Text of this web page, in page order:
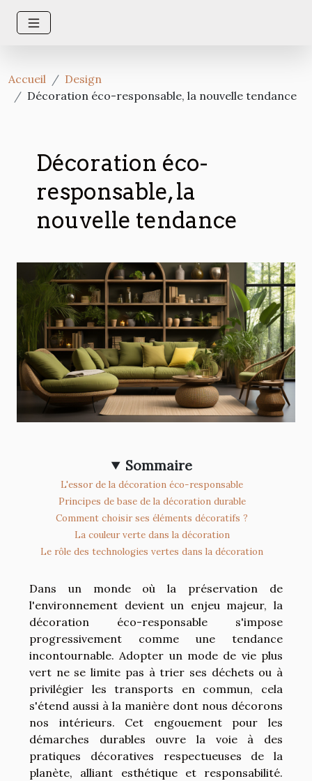
Accueil
Design
Décoration éco-responsable, la nouvelle tendance
Décoration éco-
responsable, la
nouvelle tendance
Sommaire
L'essor de la décoration éco-responsable
Principes de base de la décoration durable
Comment choisir ses éléments décoratifs ?
La couleur verte dans la décoration
Le rôle des technologies vertes dans la décoration
Dans un monde où la préservation de
l'environnement devient un enjeu majeur, la
décoration éco-responsable s'impose
progressivement comme une tendance
incontournable. Adopter un mode de vie plus
vert ne se limite pas à trier ses déchets ou à
privilégier les transports en commun, cela
s'étend aussi à la manière dont nous décorons
nos intérieurs. Cet engouement pour les
démarches durables ouvre la voie à des
pratiques décoratives respectueuses de la
planète, alliant esthétique et responsabilité.